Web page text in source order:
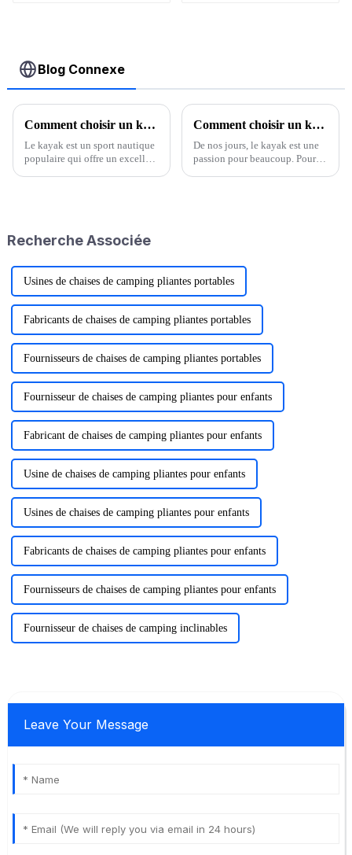
Blog Connexe
Comment choisir un kayak
Le kayak est un sport nautique
populaire qui offre un excellent
navigation en toute sécurité.
Comment choisir un kayak qui vous convient ?
De nos jours, le kayak est une
passion pour beaucoup. Pour
Recherche Associée
Usines de chaises de camping pliantes portables
Fabricants de chaises de camping pliantes portables
Fournisseurs de chaises de camping pliantes portables
Fournisseur de chaises de camping pliantes pour enfants
Fabricant de chaises de camping pliantes pour enfants
Usine de chaises de camping pliantes pour enfants
Usines de chaises de camping pliantes pour enfants
Fabricants de chaises de camping pliantes pour enfants
Fournisseurs de chaises de camping pliantes pour enfants
Fournisseur de chaises de camping inclinables
Leave Your Message